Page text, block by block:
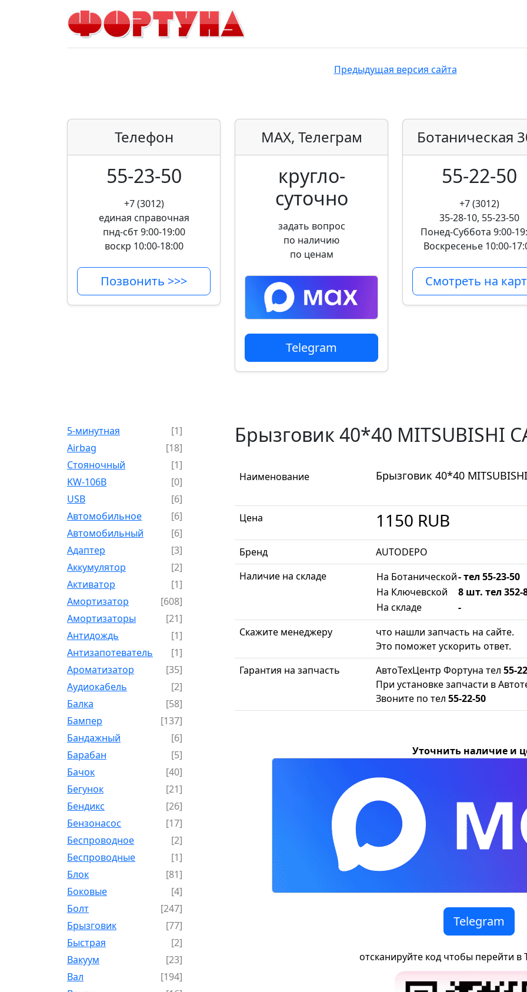
Предыдущая версия сайта
Телефон
55-23-50
+7 (3012)
единая справочная
пнд-сбт 9:00-19:00
воскр 10:00-18:00
Позвонить >>>
MAX, Телеграм
кругло­
суточно
задать вопрос
по наличию
по ценам
Telegram
Ботаническая
55-22-50
+7 (3012)
35-28-10, 55-23-50
Понед-Суббота 9:00-
Воскресенье 10:00-
Смотреть на
5-минутная
[1]
Airbag
[18]
Cтояночный
[1]
KW-106B
[0]
USB
[6]
Автомобильное
[6]
Автомобильный
[6]
Адаптер
[3]
Аккумулятор
[2]
Активатор
[1]
Амортизатор
[608]
Амортизаторы
[21]
Антидождь
[1]
Антизапотеватель
[1]
Ароматизатор
[35]
Аудиокабель
[2]
Балка
[58]
Бампер
[137]
Бандажный
[6]
Барабан
[5]
Бачок
[40]
Бегунок
[21]
Бендикс
[26]
Бензонасос
[17]
Беспроводное
[2]
Беспроводные
[1]
Блок
[81]
Боковые
[4]
Болт
[247]
Брызговик
[77]
Быстрая
[2]
Вакуум
[23]
Вал
[194]
Брызговик 40*40 MITSUBISHI
Наименование Брызговик 40*40
Цена 1150 RUB
Бренд
AUTODEPO
Наличие на складе
На Ботанической- тел 55-23-50
На Ключевской
8 шт. тел 352-
На складе
-
Скажите менеджеру
что нашли запчасть на сайте.
Это поможет ускорить ответ.
Гарантия на запчасть
АвтоТехЦентр Фортуна тел 55-
При установке запчасти в
Звоните по тел 55-22-50
Уточнить наличие и
Telegram
отсканируйте код чтобы перейти в